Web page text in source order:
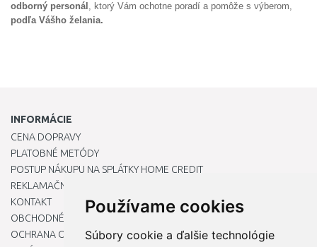
Používame cookies
Súbory cookie a ďalšie technológie
odborný personál , ktorý Vám ochotne poradí a pomôže s výberom,
podľa Vášho želania.
INFORMÁCIE
CENA DOPRAVY
PLATOBNÉ METÓDY
POSTUP NÁKUPU NA SPLÁTKY HOME CREDIT
REKLAMAČNÝ PORIADOK
KONTAKT
OBCHODNÉ PODMIENKY
OCHRANA OSOBNÝCH ÚDAJOV